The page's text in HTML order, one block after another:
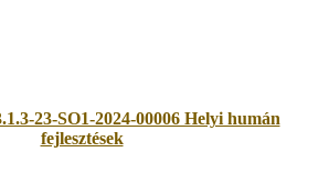
23-SO1-2024-00006 Helyi humán
fejlesztések